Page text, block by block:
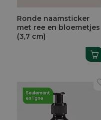
Ronde naamsticker
met ree en bloemetjes
(3,7 cm)